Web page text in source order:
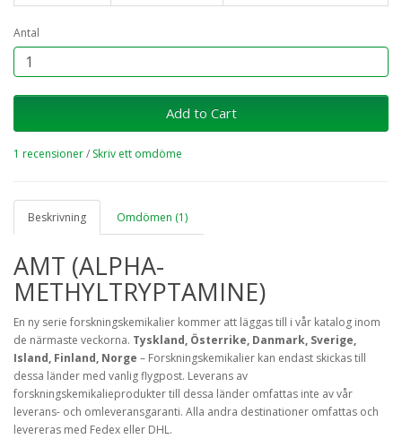
Antal
Add to Cart
1 recensioner/ Skriv ett omdöme
Beskrivning Omdömen (1)
AMT (ALPHA-
METHYLTRYPTAMINE)
En ny serie forskningskemikalier kommer att läggas till i vår katalog inom
de närmaste veckorna. Tyskland, Österrike, Danmark, Sverige,
Island, Finland, Norge – Forskningskemikalier kan endast skickas till
dessa länder med vanlig flygpost. Leverans av
forskningskemikalieprodukter till dessa länder omfattas inte av vår
leverans- och omleveransgaranti. Alla andra destinationer omfattas och
levereras med Fedex eller DHL.